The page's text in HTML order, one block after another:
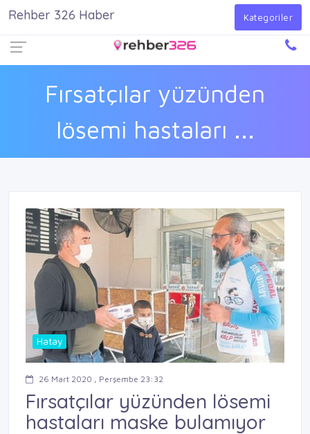
Giriş Yap
Fırsatçılar yüzünden
lösemi hastaları ...
Rehber 326 Haber Kategoriler
Hatay
26 Mart 2020 , Perşembe 23:32
Fırsatçılar yüzünden lösemi
hastaları maske bulamıyor